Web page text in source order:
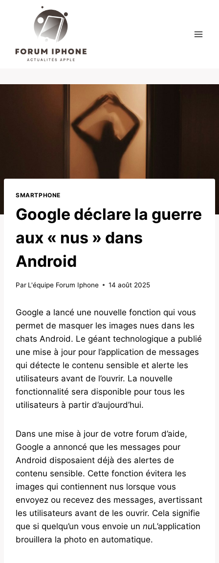
SMARTPHONE
Google déclare la guerre
aux « nus » dans
Android
Par L'équipe Forum Iphone 14 août 2025
Google a lancé une nouvelle fonction qui vous
permet de masquer les images nues dans les
chats Android. Le géant technologique a publié
une mise à jour pour l’application de messages
qui détecte le contenu sensible et alerte les
utilisateurs avant de l’ouvrir. La nouvelle
fonctionnalité sera disponible pour tous les
utilisateurs à partir d’aujourd’hui.
Dans une mise à jour de votre forum d’aide,
Google a annoncé que les messages pour
Android disposaient déjà des alertes de
contenu sensible. Cette fonction évitera les
images qui contiennent nus lorsque vous
envoyez ou recevez des messages, avertissant
les utilisateurs avant de les ouvrir. Cela signifie
que si quelqu’un vous envoie un nuL’application
brouillera la photo en automatique.